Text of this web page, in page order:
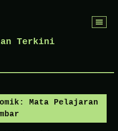
Terkini
Mata Pelajaran